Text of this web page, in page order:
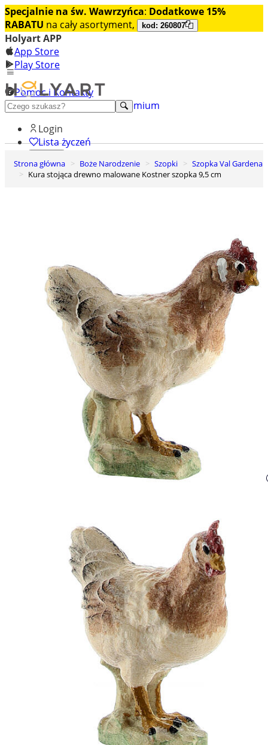
Specjalnie na św. Wawrzyńca: Dodatkowe 15%
RABATU na cały asortyment, kod: 260807
Holyart APP
App Store
Play Store
Pomoc i Kontakty
+48 222 922 860
Odkryj premium
Login
Lista życzeń
0
Koszyk
Strona główna Boże Narodzenie Szopki
Szopka Val Gardena
Kura stojąca drewno malowane Kostner szopka 9,5 cm